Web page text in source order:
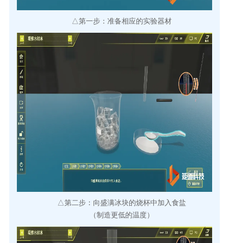
△第一步：准备相应的实验器材
△第二步：向盛满冰块的烧杯中加入食盐
（制造更低的温度）